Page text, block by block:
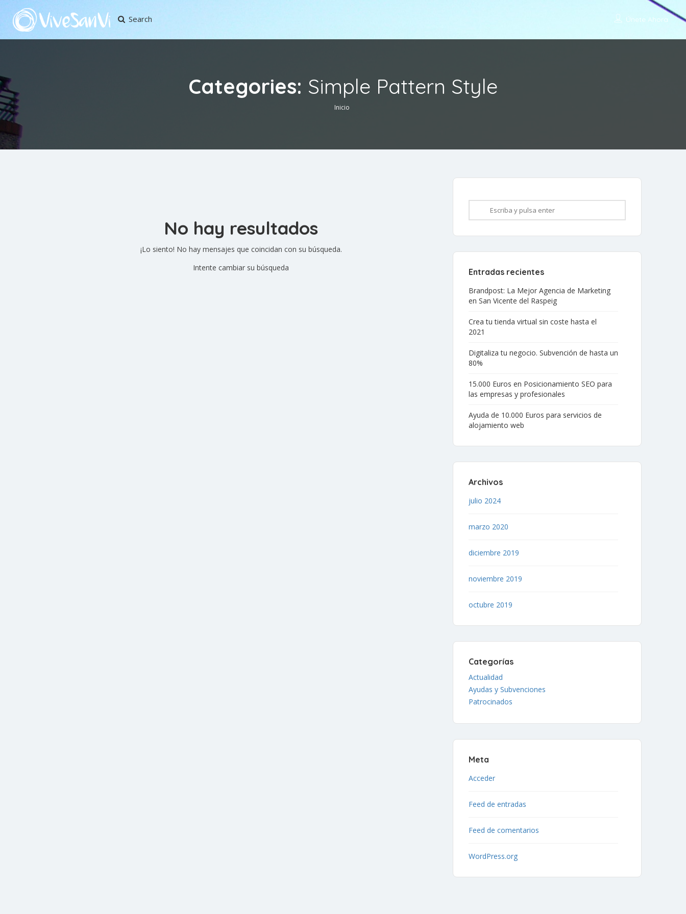
Search Únete Ahora
Categories: Simple Pattern Style
Inicio
No hay resultados
¡Lo siento! No hay mensajes que coincidan con su búsqueda.
Intente cambiar su búsqueda
Entradas recientes
Brandpost: La Mejor Agencia de Marketing
en San Vicente del Raspeig
Crea tu tienda virtual sin coste hasta el
2021
Digitaliza tu negocio. Subvención de hasta un
80%
15.000 Euros en Posicionamiento SEO para
las empresas y profesionales
Ayuda de 10.000 Euros para servicios de
alojamiento web
Archivos
julio 2024
marzo 2020
diciembre 2019
noviembre 2019
octubre 2019
Categorías
Actualidad
Ayudas y Subvenciones
Patrocinados
Meta
Acceder
Feed de entradas
Feed de comentarios
WordPress.org